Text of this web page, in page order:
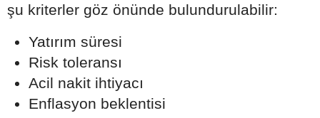
şu kriterler göz önünde bulundurulabilir:
Yatırım süresi
Risk toleransı
Acil nakit ihtiyacı
Enflasyon beklentisi